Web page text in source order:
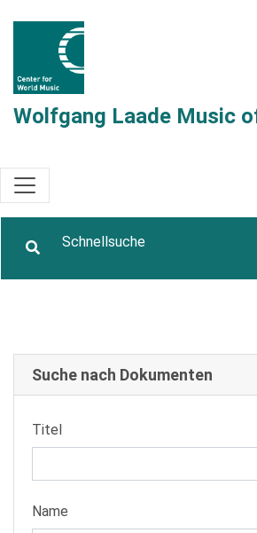
Wolfgang Laade Music
Suche nach Dokumenten
Titel
Name